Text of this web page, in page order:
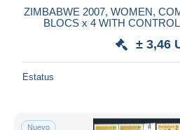
ZIMBABWE 2007, WOMEN,
BLOCS x 4 WITH
± 3,46
Estatus
Nuevo